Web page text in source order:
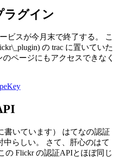
グイン
ビスが今月末で終了する。 こ
の trac に置いていた
ページにもアクセスできなく
書いています） はてなの認証
中らしい。 さて、肝心のはて
の Flickr の認証APIとほぼ同じ